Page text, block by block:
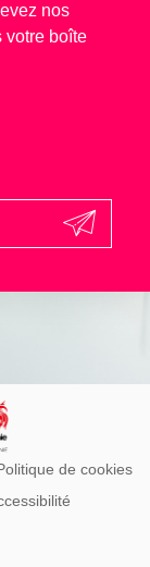
nos
votre boîte
de cookies